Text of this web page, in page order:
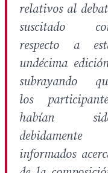
relativos al
suscitado
respecto a
undécima
subrayando
los
habían
debidamente
informados